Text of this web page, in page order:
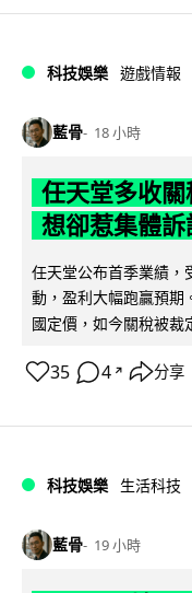
科技娛樂 遊戲情報
藍骨 18 小時
任天堂多收
想卻惹集體訴
任天堂公布首季業績，
動，盈利大幅跑贏預期
國定價，如今關稅被裁
35 4 ↗ 分享
科技娛樂 生活科技
藍骨 19 小時